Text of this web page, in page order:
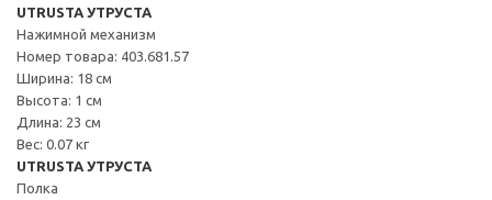
UTRUSTA УТРУСТА
Нажимной механизм
Номер товара: 403.681.57
Ширина: 18 см
Высота: 1 см
Длина: 23 см
Вес: 0.07 кг
UTRUSTA УТРУСТА
Полка